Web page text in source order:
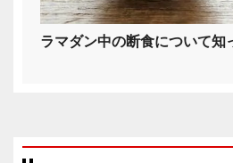
ラマダン中の断食について知